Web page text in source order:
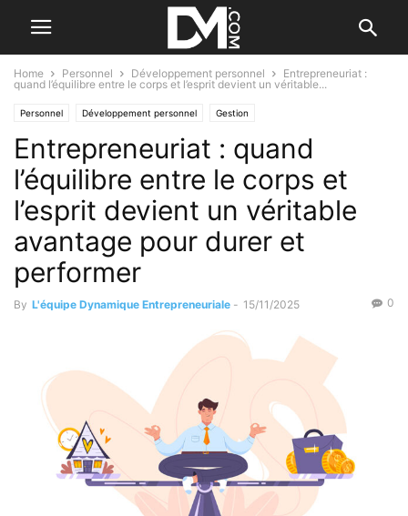
Home Personnel Développement personnel
Entrepreneuriat :
quand l’équilibre entre le corps et l’esprit devient un véritable...
Personnel Développement personnel Gestion
Gestion du temps et du stress Santé et bien-être
Entrepreneuriat : quand
l’équilibre entre le corps et
l’esprit devient un véritable
avantage pour durer et
performer
By L'équipe Dynamique Entrepreneuriale - 15/11/2025 0